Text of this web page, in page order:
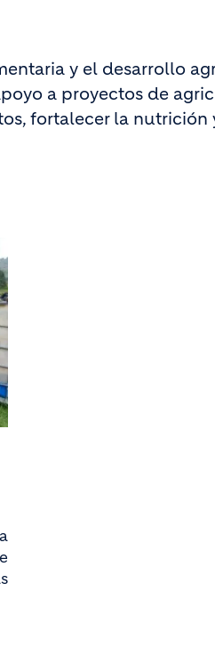
y el desarrollo
a proyectos de
fortalecer la